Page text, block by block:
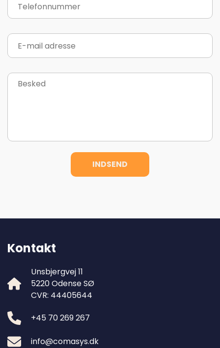
Kontakt
Unsbjergvej 11
5220 Odense SØ
CVR: 44405644
+45 70 269 267
info@comasys.dk